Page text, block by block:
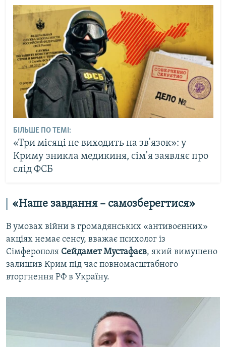
БІЛЬШЕ ПО ТЕМІ:
«Три місяці не виходить на зв'язок»: у
Криму зникла медикиня, сім'я заявляє про
слід ФСБ
«Наше завдання – самозберегтися»
В умовах війни в громадянських «антивоєнних»
акціях немає сенсу, вважає психолог із
Сімферополя Сейдамет Мустафаєв, який вимушено
залишив Крим під час повномасштабного
вторгнення РФ в Україну.